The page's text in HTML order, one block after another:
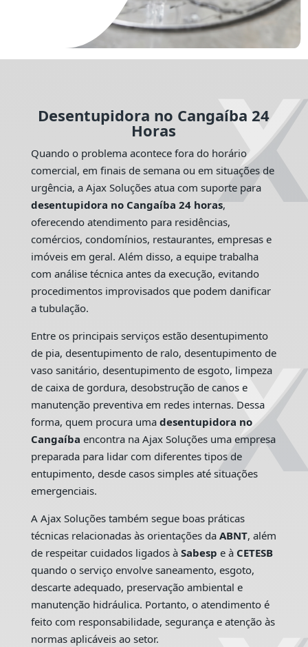
Desentupidora no Cangaíba 24
Horas
Quando o problema acontece fora do horário
comercial, em finais de semana ou em situações de
urgência, a Ajax Soluções atua com suporte para
desentupidora no Cangaíba 24 horas,
oferecendo atendimento para residências,
comércios, condomínios, restaurantes, empresas e
imóveis em geral. Além disso, a equipe trabalha
com análise técnica antes da execução, evitando
procedimentos improvisados que podem danificar
a tubulação.
Entre os principais serviços estão desentupimento
de pia, desentupimento de ralo, desentupimento de
vaso sanitário, desentupimento de esgoto, limpeza
de caixa de gordura, desobstrução de canos e
manutenção preventiva em redes internas. Dessa
forma, quem procura uma desentupidora no
Cangaíba encontra na Ajax Soluções uma empresa
preparada para lidar com diferentes tipos de
entupimento, desde casos simples até situações
emergenciais.
A Ajax Soluções também segue boas práticas
técnicas relacionadas às orientações da ABNT, além
de respeitar cuidados ligados à Sabesp e à CETESB
quando o serviço envolve saneamento, esgoto,
descarte adequado, preservação ambiental e
manutenção hidráulica. Portanto, o atendimento é
feito com responsabilidade, segurança e atenção às
normas aplicáveis ao setor.